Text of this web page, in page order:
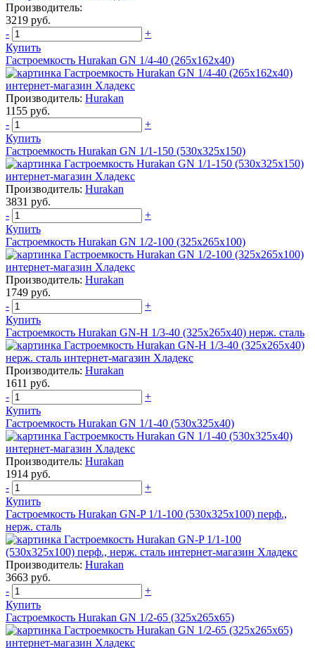
Производитель:
3219 руб.
-
+
Купить
Гастроемкость Hurakan GN 1/4-40 (265x162x40)
Производитель: Hurakan
1155 руб.
-
+
Купить
Гастроемкость Hurakan GN 1/1-150 (530x325x150)
Производитель: Hurakan
3831 руб.
-
+
Купить
Гастроемкость Hurakan GN 1/2-100 (325x265x100)
Производитель: Hurakan
1749 руб.
-
+
Купить
Гастроемкость Hurakan GN-H 1/3-40 (325х265х40) нерж. сталь
Производитель: Hurakan
1611 руб.
-
+
Купить
Гастроемкость Hurakan GN 1/1-40 (530x325x40)
Производитель: Hurakan
1914 руб.
-
+
Купить
Гастроемкость Hurakan GN-P 1/1-100 (530x325x100) перф.,
нерж. сталь
Производитель: Hurakan
3663 руб.
-
+
Купить
Гастроемкость Hurakan GN 1/2-65 (325x265x65)